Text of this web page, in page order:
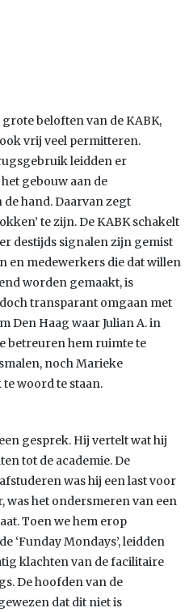
beloften van de KABK,
vrij veel permitteren.
leidden er
gebouw aan de
hand. Daarvan zegt
te zijn. De KABK schakelt
destijds signalen zijn gemist
en medewerkers die dat willen
worden gemaakt, is
transparant omgaan met
Den Haag waar Julian A. in
betreuren hem ruimte te
noch Marieke
woord te staan.
gesprek. Hij vertelt wat hij
tot de academie. De
was hij een last voor
was het ondersmeren van een
Toen we hem erop
‘Funday Mondays’, leidden
klachten van de facilitaire
De hoofden van de
dat dit niet is